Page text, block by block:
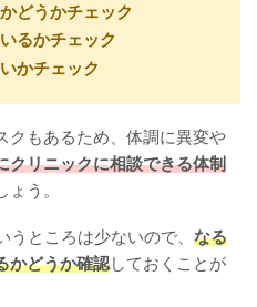
どうかチェック
るかチェック
かチェック
クもあるため、体調に異変や
クリニックに相談できる体制
ょう。
うところは少ないので、 なる
かどうか確認しておくことが